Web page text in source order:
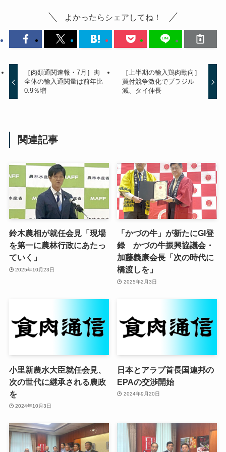
よかったらシェアしてね！
［肉類通関速報・7月］肉
全体の輸入通関量は前年比
0.9％増
［上半期の輸入鶏肉動向］
買付競争激化でブラジル
減、タイ伸長
関連記事
鈴木農相が就任会見「現場
を第一に農林行政にあたっ
ていく」
2025年10月23日
「かづの牛」が新たにGI登
録 かづの牛振興協議会・
加藤義康会長「次の時代に
橋渡しを」
2025年2月3日
小里新農水大臣就任会見、
次の世代に継承される農政
を
2024年10月3日
日本とアラブ首長国連邦の
EPAの交渉開始
2024年9月20日